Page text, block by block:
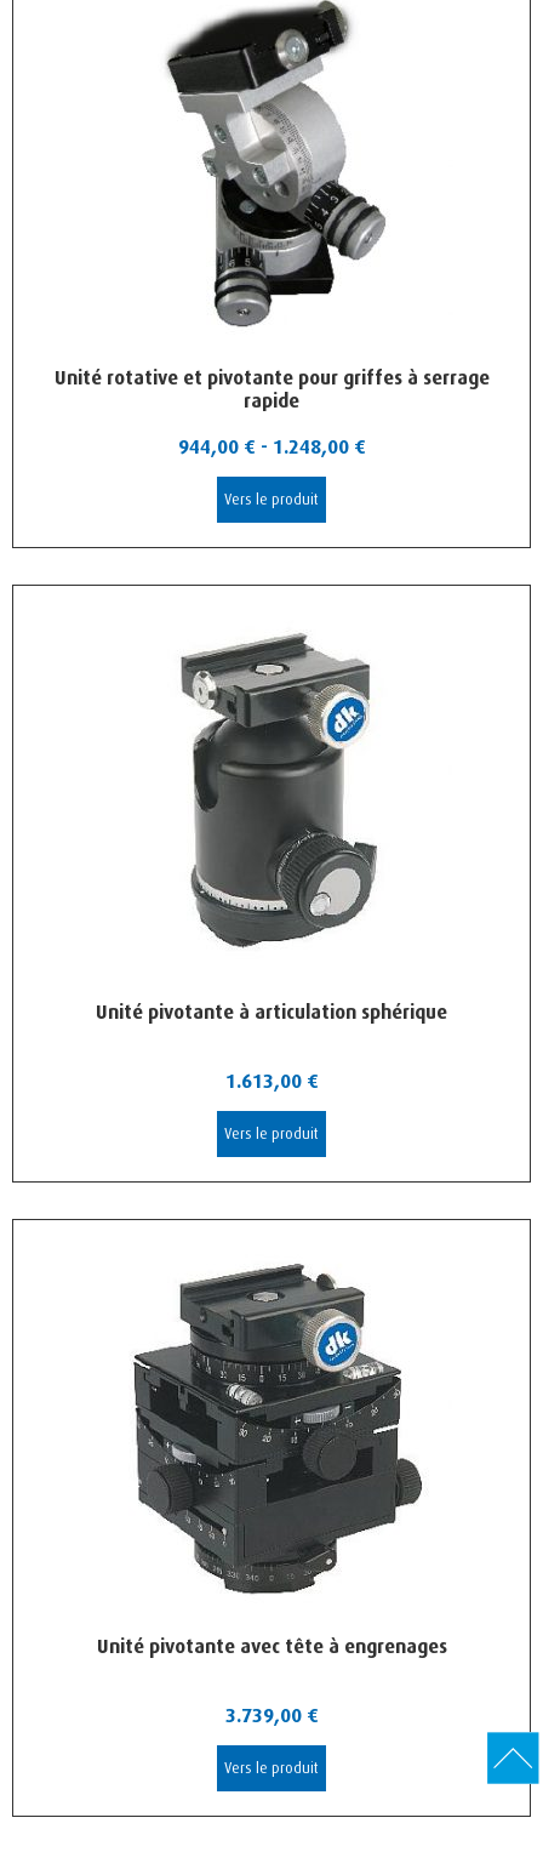
Unité rotative et pivotante pour griffes à serrage
rapide
944,00 € - 1.248,00 €
Vers le produit
Unité pivotante à articulation sphérique
1.613,00 €
Vers le produit
Unité pivotante avec tête à engrenages
3.739,00 €
Vers le produit